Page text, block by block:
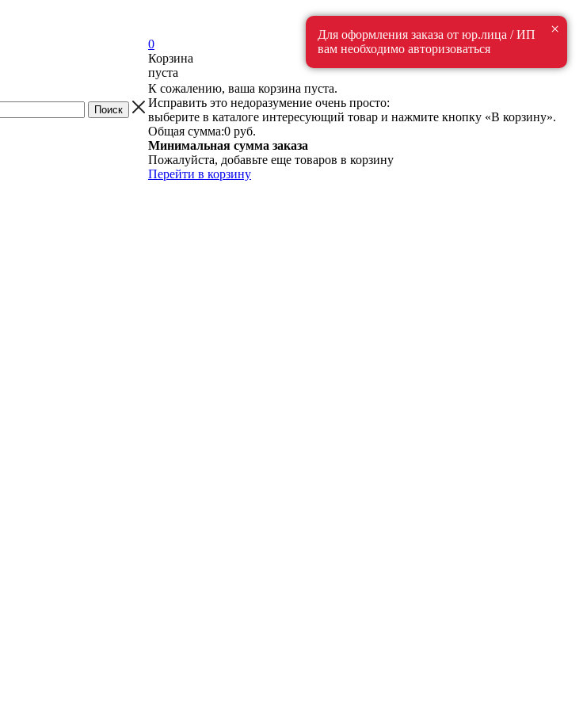
0
Корзина
пуста
К сожалению, ваша корзина пуста.
Исправить это недоразумение очень просто:
выберите в каталоге интересующий товар и нажмите кнопку «В корзину».
Общая сумма:0 руб.
Минимальная сумма заказа
Пожалуйста, добавьте еще товаров в корзину
Перейти в корзину
×
Для оформления заказа от юр.лица / ИП
вам необходимо авторизоваться